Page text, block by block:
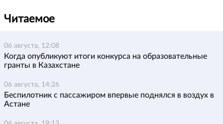
Читаемое
06 августа, 12:08
Когда опубликуют итоги конкурса на образовательные
гранты в Казахстане
06 августа, 14:26
Беспилотник с пассажиром впервые поднялся в воздух в
Астане